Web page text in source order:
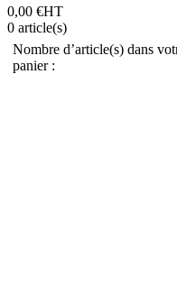
0,00 €HT
0 article(s)
Nombre d’article(s) dans
panier :